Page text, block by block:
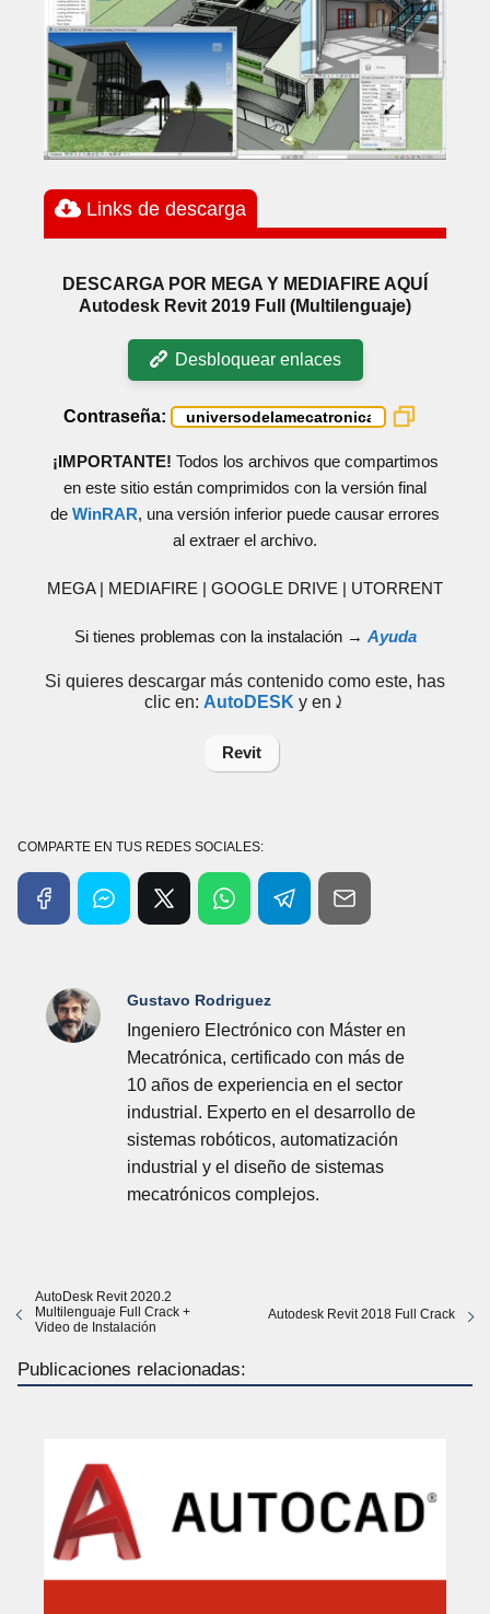
Links de descarga
DESCARGA POR MEGA Y MEDIAFIRE AQUÍ
Autodesk Revit 2019 Full (Multilenguaje)
Desbloquear enlaces
Contraseña:
¡IMPORTANTE! Todos los archivos que compartimos
en este sitio están comprimidos con la versión final
de WinRAR, una versión inferior puede causar errores
al extraer el archivo.
MEGA | MEDIAFIRE | GOOGLE DRIVE | UTORRENT
Si tienes problemas con la instalación → Ayuda
Si quieres descargar más contenido como este, has
clic en: AutoDESK y en⤸
Revit
COMPARTE EN TUS REDES SOCIALES:
Gustavo Rodriguez
Ingeniero Electrónico con Máster en
Mecatrónica, certificado con más de
10 años de experiencia en el sector
industrial. Experto en el desarrollo de
sistemas robóticos, automatización
industrial y el diseño de sistemas
mecatrónicos complejos.
AutoDesk Revit 2020.2
Multilenguaje Full Crack +
Video de Instalación
Autodesk Revit 2018 Full Crack
Publicaciones relacionadas: